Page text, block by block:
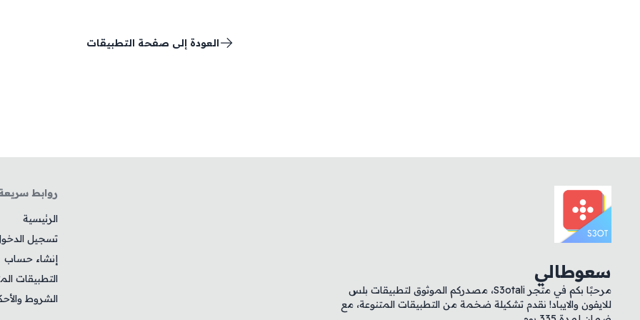
العودة إلى صفحة التطبيقات
سعوطالي
مرحبًا بكم في متجر S3otali، مصدركم الموثوق لتطبيقات بلس
للايفون والايباد! نقدم تشكيلة ضخمة من التطبيقات المتنوعة، مع
روابط
الرئيسية
تسجيل
إنشاء حساب
التطبيقات
الشروط